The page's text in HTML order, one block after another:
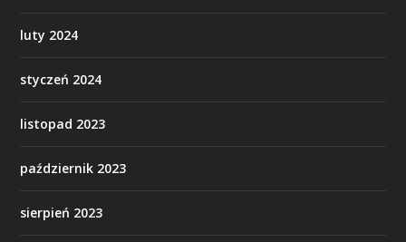
luty 2024
styczeń 2024
listopad 2023
październik 2023
sierpień 2023